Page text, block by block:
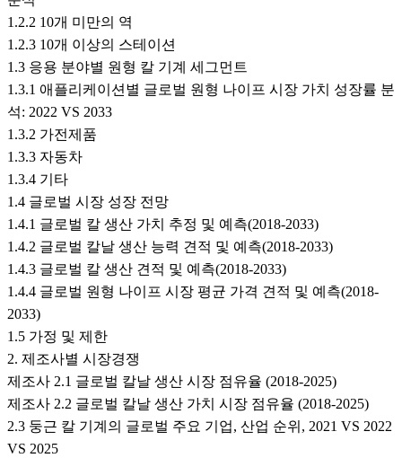
1.2.2 10개 미만의 역
1.2.3 10개 이상의 스테이션
1.3 응용 분야별 원형 칼 기계 세그먼트
1.3.1 애플리케이션별 글로벌 원형 나이프 시장 가치 성장률 분
석: 2022 VS 2033
1.3.2 가전제품
1.3.3 자동차
1.3.4 기타
1.4 글로벌 시장 성장 전망
1.4.1 글로벌 칼 생산 가치 추정 및 예측(2018-2033)
1.4.2 글로벌 칼날 생산 능력 견적 및 예측(2018-2033)
1.4.3 글로벌 칼 생산 견적 및 예측(2018-2033)
1.4.4 글로벌 원형 나이프 시장 평균 가격 견적 및 예측(2018-
2033)
1.5 가정 및 제한
2. 제조사별 시장경쟁
제조사 2.1 글로벌 칼날 생산 시장 점유율 (2018-2025)
제조사 2.2 글로벌 칼날 생산 가치 시장 점유율 (2018-2025)
2.3 둥근 칼 기계의 글로벌 주요 기업, 산업 순위, 2021 VS 2022
VS 2025